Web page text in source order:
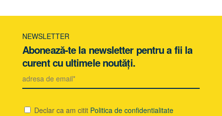
NEWSLETTER
Abonează-te la newsletter pentru a fii la
curent cu ultimele noutăți.
Declar ca am citit Politica de confidentialitate